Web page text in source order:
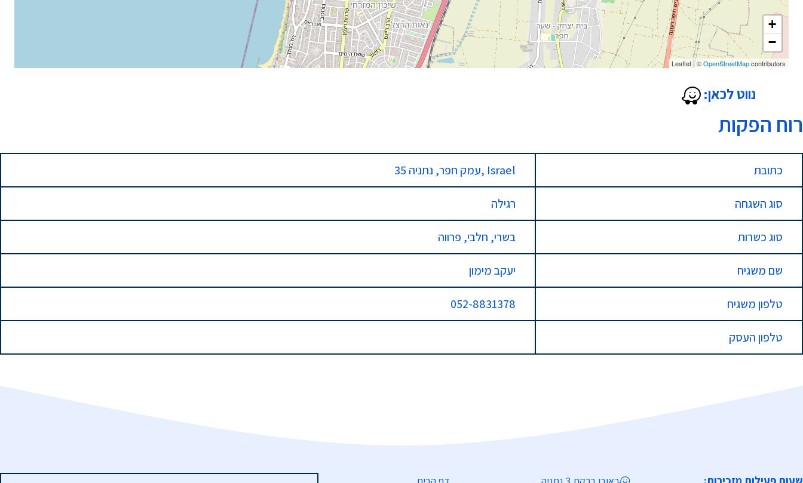
+
−
Leaflet|©OpenStreetMapcontributors
נווט לכאן:
רוח הפקות
כתובת 35 עמק חפר, נתניה, Israel
סוג השגחה רגילה
סוג כשרות בשרי, חלבי, פרווה
שם משגיח יעקב מימון
טלפון משגיח 052-8831378
טלפון העסק